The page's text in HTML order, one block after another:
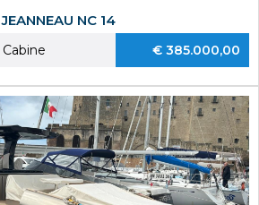
JEANNEAU NC 14
Cabine € 385.000,00